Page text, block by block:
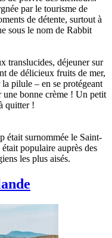
par le tourisme de
de détente, surtout à
sous le nom de Rabbit
translucides, déjeuner sur
de délicieux fruits de mer,
pilule ‒ en se protégeant
une bonne crème ! Un petit
quitter !
était surnommée le Saint-
populaire auprès des
les plus aisés.